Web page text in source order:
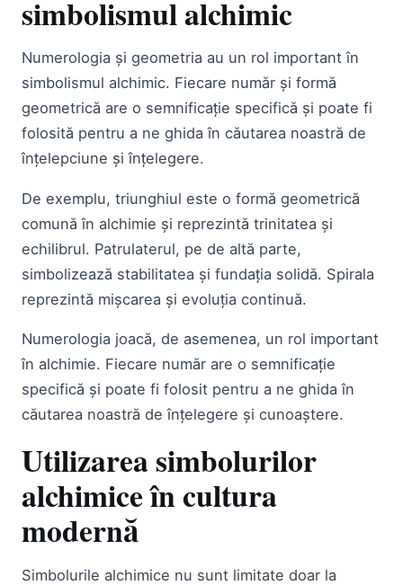
simbolismul alchimic
Numerologia și geometria au un rol important în
simbolismul alchimic. Fiecare număr și formă
geometrică are o semnificație specifică și poate fi
folosită pentru a ne ghida în căutarea noastră de
înțelepciune și înțelegere.
De exemplu, triunghiul este o formă geometrică
comună în alchimie și reprezintă trinitatea și
echilibrul. Patrulaterul, pe de altă parte,
simbolizează stabilitatea și fundația solidă. Spirala
reprezintă mișcarea și evoluția continuă.
Numerologia joacă, de asemenea, un rol important
în alchimie. Fiecare număr are o semnificație
specifică și poate fi folosit pentru a ne ghida în
căutarea noastră de înțelegere și cunoaștere.
Utilizarea simbolurilor
alchimice în cultura
modernă
Simbolurile alchimice nu sunt limitate doar la